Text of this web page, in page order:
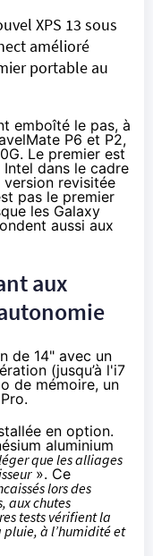
XPS 13 sous
amélioré
portable au
emboîté le pas, à
P6 et P2,
. Le premier est
Intel dans le cadre
version revisitée
pas le premier
les Galaxy
aussi aux
aux
de 14" avec un
(jusqu’à l'i7
de mémoire, un
en option.
aluminium
que les alliages
». Ce
lors des
aux chutes
tests vérifient la
à l’humidité et